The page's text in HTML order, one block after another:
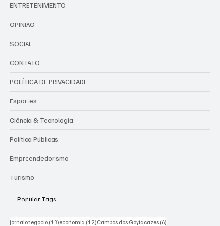
ENTRETENIMENTO
OPINIÃO
SOCIAL
CONTATO
POLÍTICA DE PRIVACIDADE
Esportes
Ciência & Tecnologia
Política Públicas
Empreendedorismo
Turismo
Popular Tags
jornalonegocio (18)18 posts
economia (12)12 posts
Campos dos Goytacazes (6)